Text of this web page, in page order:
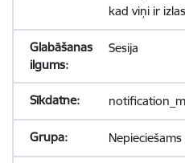
kad viņi ir
Sesija
Nepieciešams